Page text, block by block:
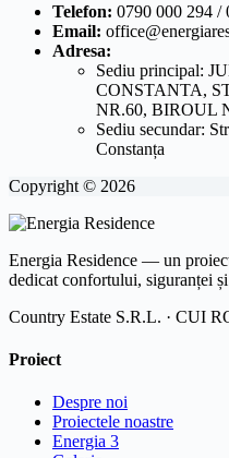
Telefon: 0790 000 294 /
Email:
Adresa:
Sediu principal:
CONSTANTA,
NR.60, BIROUL
Sediu secundar:
Constanța
Copyright © 2026
Energia Residence — un
dedicat confortului, siguranței
Country Estate S.R.L. · CUI
Proiect
Despre noi
Proiectele noastre
Energia 3